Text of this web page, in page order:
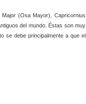
(Osa Mayor), Capricornius
del mundo. Éstas son muy
se debe principalmente a que el